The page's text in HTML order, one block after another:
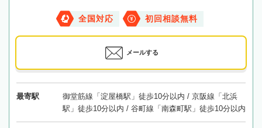
全国対応 初回相談無料
メールする
最寄駅
御堂筋線「淀屋橋駅」徒歩10分以内 / 京阪線「北浜
駅」徒歩10分以内 / 谷町線「南森町駅」徒歩10分以内